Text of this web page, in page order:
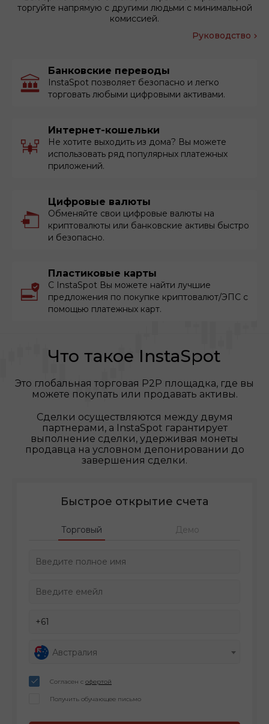
торгуйте напрямую с другими людьми с минимальной
комиссией.
Руководство
Банковские переводы
InstaSpot позволяет безопасно и легко
торговать любыми цифровыми активами.
Интернет-кошельки
Не хотите выходить из дома? Вы можете
использовать ряд популярных платежных
приложений.
Цифровые валюты
Обменяйте свои цифровые валюты на
криптовалюты или банковские активы быстро
и безопасно.
Пластиковые карты
С InstaSpot Вы можете найти лучшие
предложения по покупке криптовалют/ЭПС с
помощью платежных карт.
Что такое InstaSpot
Это глобальная торговая P2P площадка, где вы
можете покупать или продавать активы.
Сделки осуществляются между двумя
партнерами, а InstaSpot гарантирует
выполнение сделки, удерживая монеты
продавца на условном депонировании до
завершения сделки.
Быстрое открытие счета
Торговый Демо
Австралия
Согласен с офертой
Получить обучающее письмо